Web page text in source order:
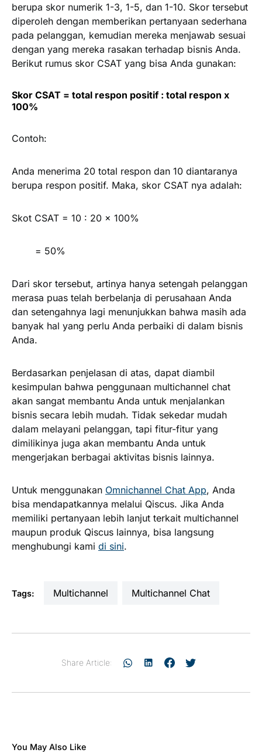
berupa skor numerik 1-3, 1-5, dan 1-10. Skor tersebut
diperoleh dengan memberikan pertanyaan sederhana
pada pelanggan, kemudian mereka menjawab sesuai
dengan yang mereka rasakan terhadap bisnis Anda.
Berikut rumus skor CSAT yang bisa Anda gunakan:
Skor CSAT = total respon positif : total respon x
100%
Contoh:
Anda menerima 20 total respon dan 10 diantaranya
berupa respon positif. Maka, skor CSAT nya adalah:
Skot CSAT = 10 : 20 x 100%
= 50%
Dari skor tersebut, artinya hanya setengah pelanggan
merasa puas telah berbelanja di perusahaan Anda
dan setengahnya lagi menunjukkan bahwa masih ada
banyak hal yang perlu Anda perbaiki di dalam bisnis
Anda.
Berdasarkan penjelasan di atas, dapat diambil
kesimpulan bahwa penggunaan multichannel chat
akan sangat membantu Anda untuk menjalankan
bisnis secara lebih mudah. Tidak sekedar mudah
dalam melayani pelanggan, tapi fitur-fitur yang
dimilikinya juga akan membantu Anda untuk
mengerjakan berbagai aktivitas bisnis lainnya.
Untuk menggunakan Omnichannel Chat App, Anda
bisa mendapatkannya melalui Qiscus. Jika Anda
memiliki pertanyaan lebih lanjut terkait multichannel
maupun produk Qiscus lainnya, bisa langsung
menghubungi kami di sini.
Tags: multichannel Multichannel Chat
Share Article:
You May Also Like